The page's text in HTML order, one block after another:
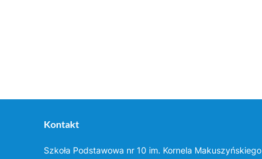
Kontakt
Szkoła Podstawowa nr 10 im. Kornela Makuszyńskiego